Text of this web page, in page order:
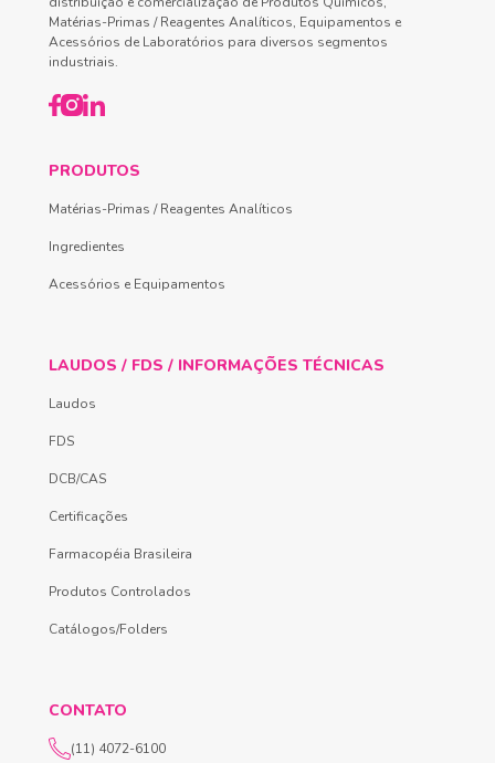
Matérias-Primas / Reagentes Analíticos, Equipamentos e
Acessórios de Laboratórios para diversos segmentos
industriais.
PRODUTOS
Matérias-Primas / Reagentes Analíticos
Ingredientes
Acessórios e Equipamentos
LAUDOS / FDS / INFORMAÇÕES TÉCNICAS
Laudos
FDS
DCB/CAS
Certificações
Farmacopéia Brasileira
Produtos Controlados
Catálogos/Folders
CONTATO
(11) 4072-6100